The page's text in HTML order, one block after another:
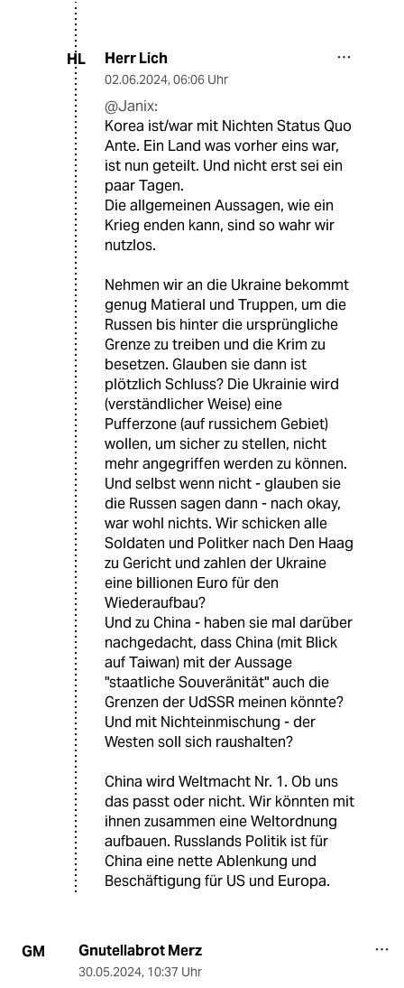
HL Herr Lich
02.06.2024, 06:06 Uhr
@Janix:
Korea ist/war mit Nichten Status Quo
Ante. Ein Land was vorher eins war,
ist nun geteilt. Und nicht erst sei ein
paar Tagen.
Die allgemeinen Aussagen, wie ein
Krieg enden kann, sind so wahr wir
nutzlos.
Nehmen wir an die Ukraine bekommt
genug Matieral und Truppen, um die
Russen bis hinter die ursprüngliche
Grenze zu treiben und die Krim zu
besetzen. Glauben sie dann ist
plötzlich Schluss? Die Ukrainie wird
(verständlicher Weise) eine
Pufferzone (auf russichem Gebiet)
wollen, um sicher zu stellen, nicht
mehr angegriffen werden zu können.
Und selbst wenn nicht - glauben sie
die Russen sagen dann - nach okay,
war wohl nichts. Wir schicken alle
Soldaten und Politker nach Den Haag
zu Gericht und zahlen der Ukraine
eine billionen Euro für den
Wiederaufbau?
Und zu China - haben sie mal darüber
nachgedacht, dass China (mit Blick
auf Taiwan) mit der Aussage
"staatliche Souveränität" auch die
Grenzen der UdSSR meinen könnte?
Und mit Nichteinmischung - der
Westen soll sich raushalten?
China wird Weltmacht Nr. 1. Ob uns
das passt oder nicht. Wir könnten mit
ihnen zusammen eine Weltordnung
aufbauen. Russlands Politik ist für
China eine nette Ablenkung und
Beschäftigung für US und Europa.
GM Gnutellabrot Merz
30.05.2024, 10:37 Uhr